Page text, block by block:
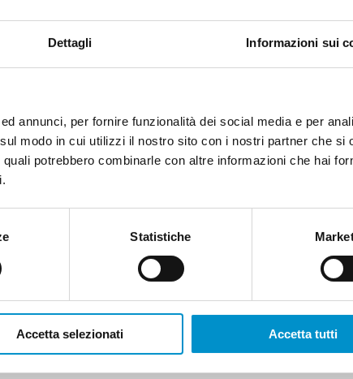
Dettagli Informazioni sui
annunci, per fornire funzionalità dei social media e per
modo in cui utilizzi il nostro sito con i nostri partner che si
potrebbero combinarle con altre informazioni che hai
Statistiche
Accetta selezionati Accetta tutti
a
sullo sviluppo